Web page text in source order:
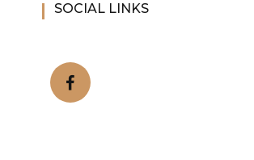
SOCIAL LINKS